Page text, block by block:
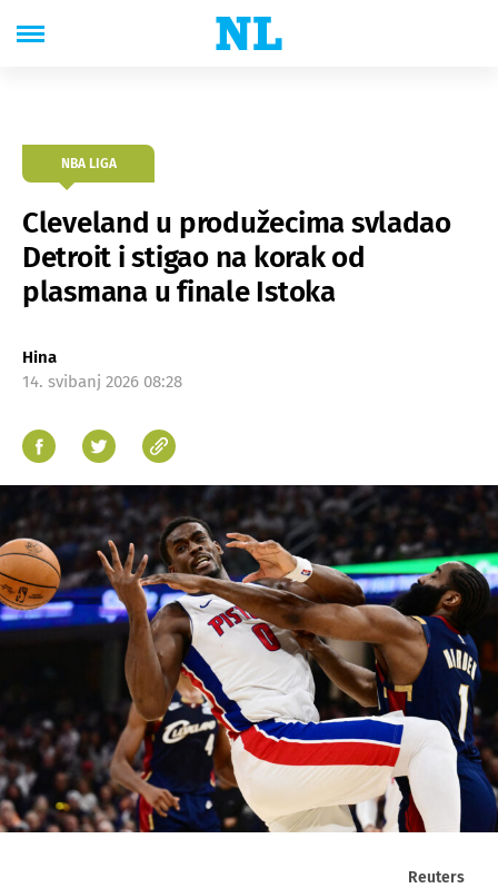
NBA LIGA
Cleveland u produžecima svladao
Detroit i stigao na korak od
plasmana u finale Istoka
Hina
14. svibanj 2026 08:28
Reuters